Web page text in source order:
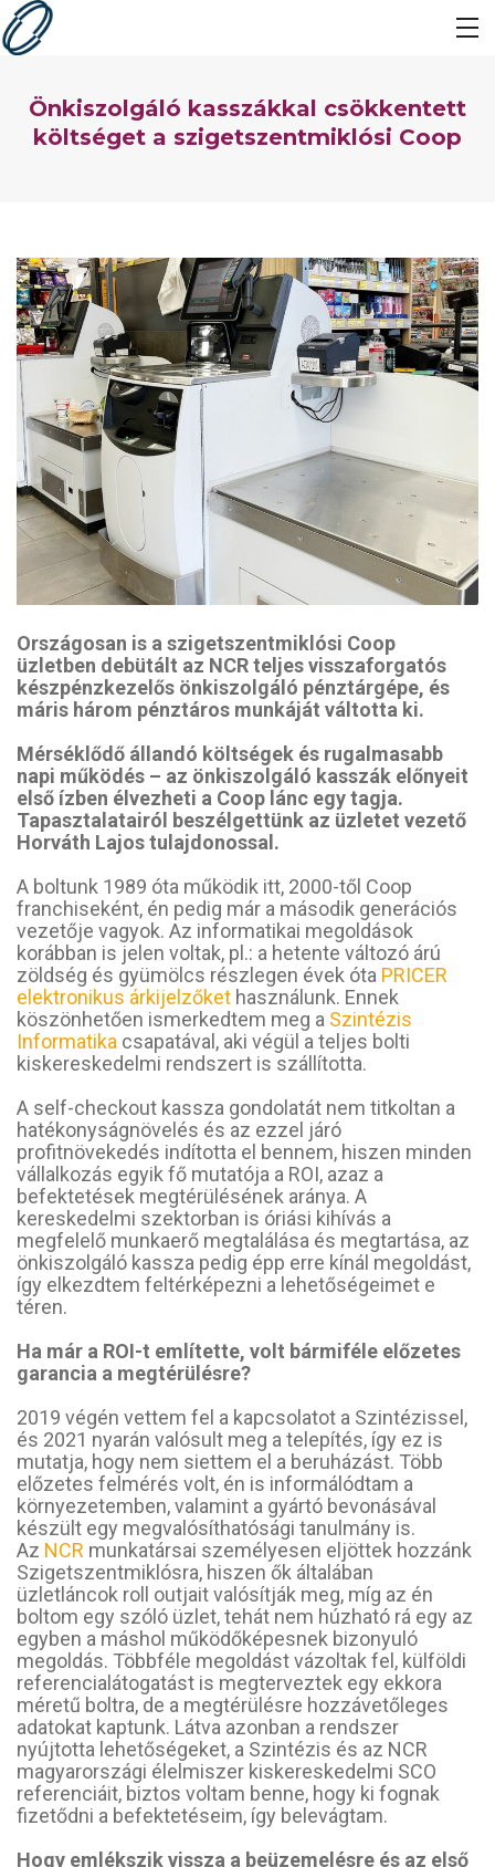
Önkiszolgáló kasszákkal csökkentett
költséget a szigetszentmiklósi Coop
Országosan is a szigetszentmiklósi Coop
üzletben debütált az NCR teljes visszaforgatós
készpénzkezelős önkiszolgáló pénztárgépe, és
máris három pénztáros munkáját váltotta ki.
Mérséklődő állandó költségek és rugalmasabb
napi működés – az önkiszolgáló kasszák előnyeit
első ízben élvezheti a Coop lánc egy tagja.
Tapasztalatairól beszélgettünk az üzletet vezető
Horváth Lajos tulajdonossal.
A boltunk 1989 óta működik itt, 2000-től Coop
franchiseként, én pedig már a második generációs
vezetője vagyok. Az informatikai megoldások
korábban is jelen voltak, pl.: a hetente változó árú
zöldség és gyümölcs részlegen évek óta PRICER
elektronikus árkijelzőket használunk. Ennek
köszönhetően ismerkedtem meg a Szintézis
Informatika csapatával, aki végül a teljes bolti
kiskereskedelmi rendszert is szállította.
A self-checkout kassza gondolatát nem titkoltan a
hatékonyságnövelés és az ezzel járó
profitnövekedés indította el bennem, hiszen minden
vállalkozás egyik fő mutatója a ROI, azaz a
befektetések megtérülésének aránya. A
kereskedelmi szektorban is óriási kihívás a
megfelelő munkaerő megtalálása és megtartása, az
önkiszolgáló kassza pedig épp erre kínál megoldást,
így elkezdtem feltérképezni a lehetőségeimet e
téren.
Ha már a ROI-t említette, volt bármiféle előzetes
garancia a megtérülésre?
2019 végén vettem fel a kapcsolatot a Szintézissel,
és 2021 nyarán valósult meg a telepítés, így ez is
mutatja, hogy nem siettem el a beruházást. Több
előzetes felmérés volt, én is informálódtam a
környezetemben, valamint a gyártó bevonásával
készült egy megvalósíthatósági tanulmány is.
Az NCR munkatársai személyesen eljöttek hozzánk
Szigetszentmiklósra, hiszen ők általában
üzletláncok roll outjait valósítják meg, míg az én
boltom egy szóló üzlet, tehát nem húzható rá egy az
egyben a máshol működőképesnek bizonyuló
megoldás. Többféle megoldást vázoltak fel, külföldi
referencialátogatást is megterveztek egy ekkora
méretű boltra, de a megtérülésre hozzávetőleges
adatokat kaptunk. Látva azonban a rendszer
nyújtotta lehetőségeket, a Szintézis és az NCR
magyarországi élelmiszer kiskereskedelmi SCO
referenciáit, biztos voltam benne, hogy ki fognak
fizetődni a befektetéseim, így belevágtam.
Hogy emlékszik vissza a beüzemelésre és az első